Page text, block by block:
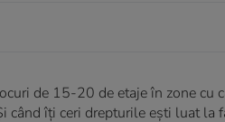
de 15-20 de etaje în zone cu
când îți ceri drepturile ești luat la